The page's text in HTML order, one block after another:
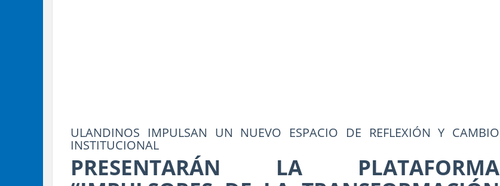
ULANDINOS IMPULSAN UN NUEVO ESPACIO DE REFLEXIÓN Y CAMBIO
INSTITUCIONAL
PRESENTARÁN LA PLATAFORMA